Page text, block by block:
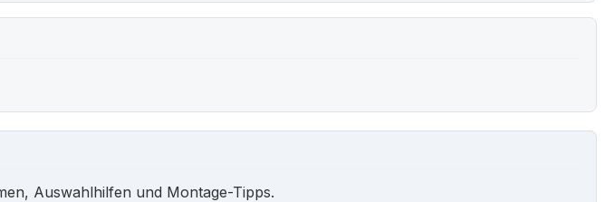
Auswahlhilfen und Montage-Tipps.